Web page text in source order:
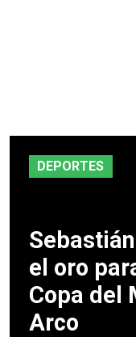
DEPORTES
el oro
Copa del
Arco